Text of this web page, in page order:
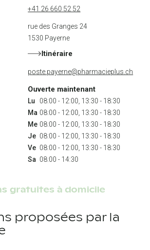
+41 26 660 52 52
rue des Granges 24
1530 Payerne
Itinéraire
poste.payerne@pharmacieplus.ch
Ouverte maintenant
Lu
Ma
Me
Je
Ve
Sa 08:00 - 14:30
gratuites à domicile
proposées par la